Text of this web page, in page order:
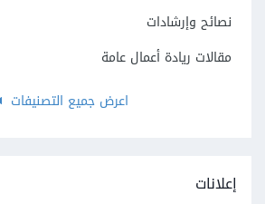
نصائح وإرشادات
مقالات ريادة أعمال عامة
اعرض جميع التصنيفات
إعلانات